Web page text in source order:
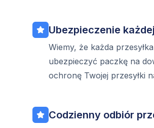
Ubezpieczenie
Wiemy, że każda
ubezpieczyć paczkę na
ochronę Twojej przesyłki
Codzienny odbiór